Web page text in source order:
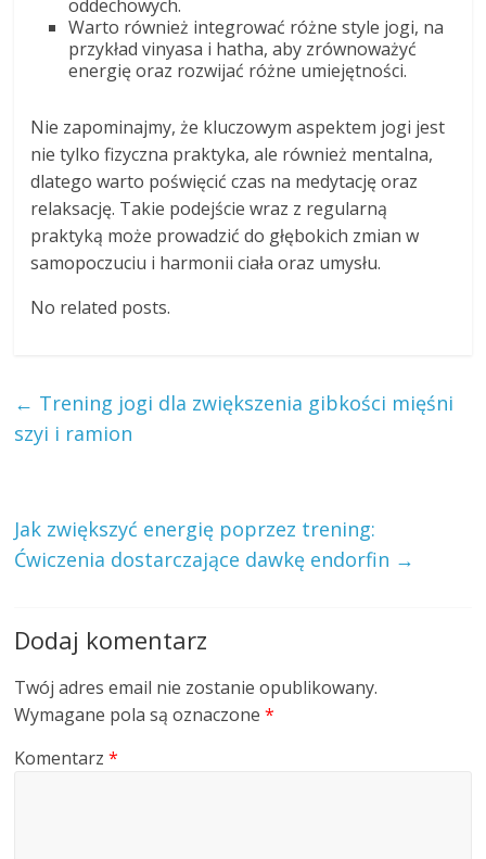
oddechowych.
Warto również integrować różne style jogi, na
przykład vinyasa i hatha, aby zrównoważyć
energię oraz rozwijać różne umiejętności.
Nie zapominajmy, że kluczowym aspektem jogi jest
nie tylko fizyczna praktyka, ale również mentalna,
dlatego warto poświęcić czas na medytację oraz
relaksację. Takie podejście wraz z regularną
praktyką może prowadzić do głębokich zmian w
samopoczuciu i harmonii ciała oraz umysłu.
No related posts.
← Trening jogi dla zwiększenia gibkości mięśni
szyi i ramion
Jak zwiększyć energię poprzez trening:
Ćwiczenia dostarczające dawkę endorfin →
Dodaj komentarz
Twój adres email nie zostanie opublikowany.
Wymagane pola są oznaczone*
Komentarz*